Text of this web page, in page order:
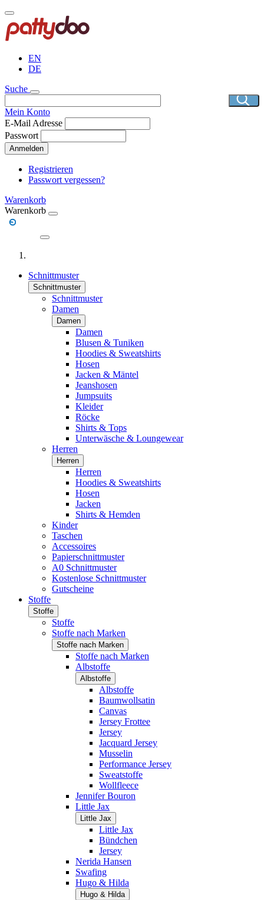
Direkt
zum
Inhalt
EN
DE
Suche
Mein Konto
E-Mail Adresse
Passwort
Anmelden
Registrieren
Passwort vergessen?
Warenkorb
Warenkorb
Schnittmuster
Schnittmuster
Schnittmuster
Damen
Damen
Damen
Blusen & Tuniken
Hoodies & Sweatshirts
Hosen
Jacken & Mäntel
Jeanshosen
Jumpsuits
Kleider
Röcke
Shirts & Tops
Unterwäsche & Loungewear
Herren
Herren
Herren
Hoodies & Sweatshirts
Hosen
Jacken
Shirts & Hemden
Kinder
Taschen
Accessoires
Papierschnittmuster
A0 Schnittmuster
Kostenlose Schnittmuster
Gutscheine
Stoffe
Stoffe
Stoffe
Stoffe nach Marken
Stoffe nach Marken
Stoffe nach Marken
Albstoffe
Albstoffe
Albstoffe
Baumwollsatin
Canvas
Jersey Frottee
Jersey
Jacquard Jersey
Musselin
Performance Jersey
Sweatstoffe
Wollfleece
Jennifer Bouron
Little Jax
Little Jax
Little Jax
Bündchen
Jersey
Nerida Hansen
Swafing
Hugo & Hilda
Hugo & Hilda